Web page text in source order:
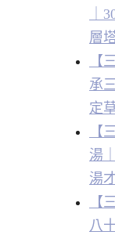
｜
層
【
承
定
【
湯
湯
【
八